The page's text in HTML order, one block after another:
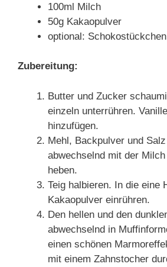
100ml Milch
50g Kakaopulver
optional:
Zubereitung:
Butter und Zucker
einzeln unterrühren.
hinzufügen.
Mehl, Backpulver und
abwechselnd mit der
heben.
Teig halbieren. In die eine
Kakaopulver einrühren.
Den hellen und den
abwechselnd in
einen schönen
mit einem Zahnstocher